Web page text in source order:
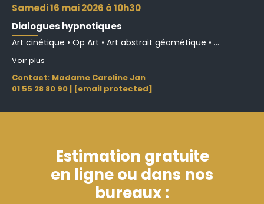
samedi 16 mai 2026 à 10h30
Dialogues hypnotiques
Art cinétique • Op Art • Art abstrait géométique • ...
Voir plus
Contact: Madame Caroline Jan
01 55 28 80 90 | [email protected]
Estimation gratuite
en ligne ou dans nos
bureaux :